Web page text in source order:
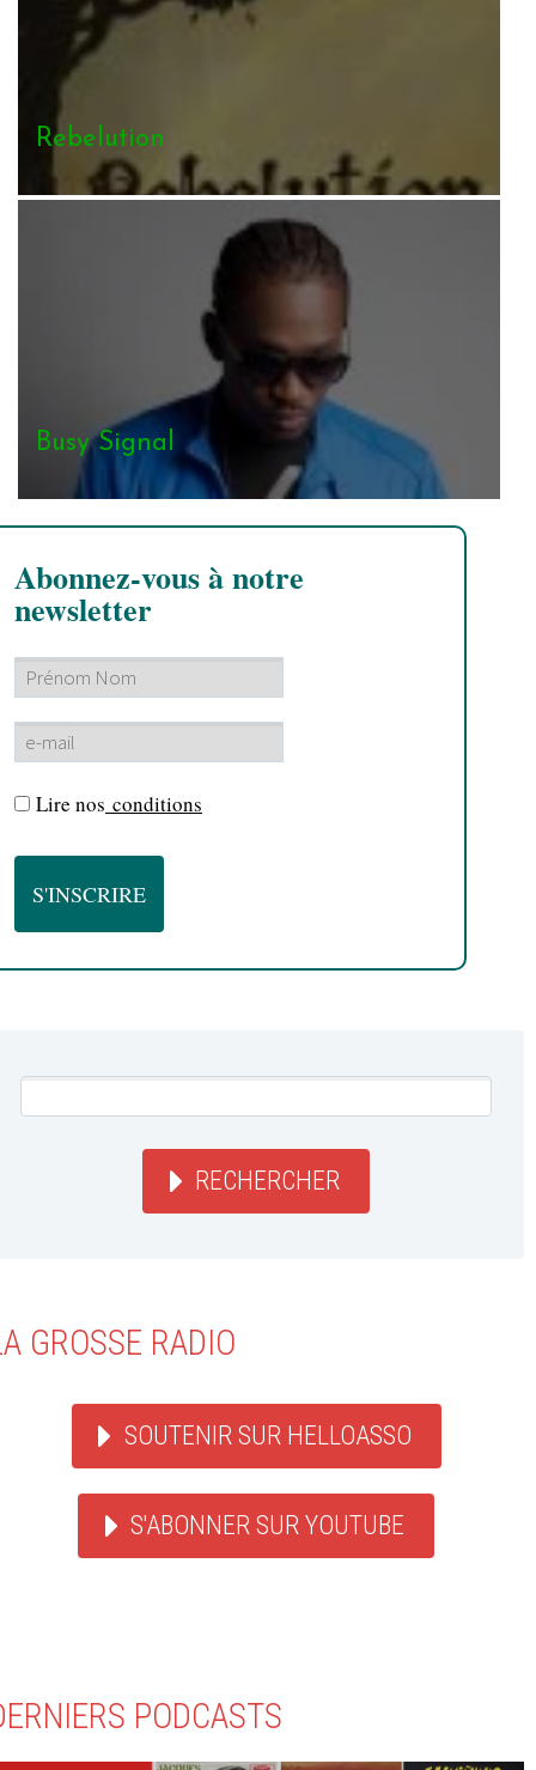
Rebelution
Busy Signal
Abonnez-vous à notre
newsletter
Lire nos conditions
RECHERCHER
GROSSE RADIO
SOUTENIR SUR HELLOASSO
S'ABONNER SUR YOUTUBE
PODCASTS